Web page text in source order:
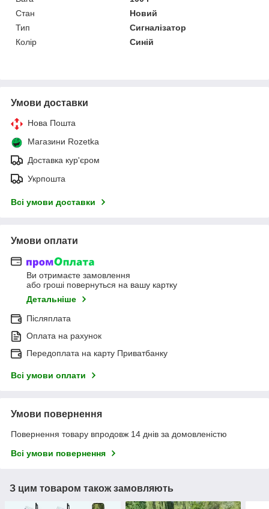
Стан
Новий
Тип
Сигналізатор
Колір
Синій
Умови доставки
Нова Пошта
Магазини Rozetka
Доставка кур'єром
Укрпошта
Всі умови доставки
Умови оплати
Ви отримаєте замовлення
або гроші повернуться на вашу картку
Детальніше
Післяплата
Оплата на рахунок
Передоплата на карту Приватбанку
Всі умови оплати
Умови повернення
Повернення товару впродовж 14 днів за домовленістю
Всі умови повернення
З цим товаром також замовляють